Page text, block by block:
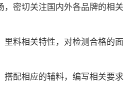
，密切关注国内外各品牌的相关
里料相关特性，对检测合格的面
搭配相应的辅料，编写相关要求